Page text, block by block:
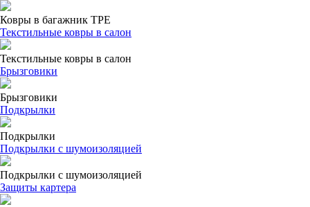
Ковры в багажник ТРЕ
Текстильные ковры в салон
Текстильные ковры в салон
Брызговики
Брызговики
Подкрылки
Подкрылки
Подкрылки с шумоизоляцией
Подкрылки с шумоизоляцией
Защиты картера